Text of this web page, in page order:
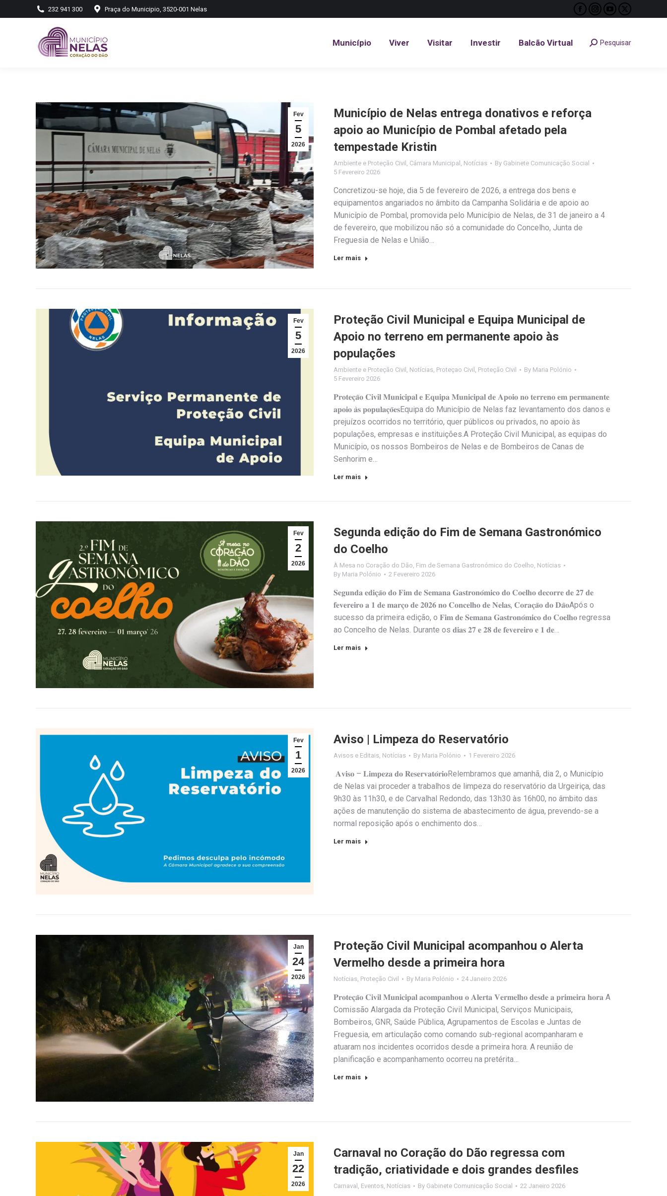
232 941 300 Praça do Municipio, 3520-001 Nelas
Facebook
opens
Instagram
opens
YouTube
opens
X
opens
Município Viver Visitar Investir Balcão Virtual Search:Pesquisar
Fev
5
2026
Município de Nelas entrega donativos e reforça
apoio ao Município de Pombal afetado pela
tempestade Kristin
Ambiente e Proteção Civil , Câmara Municipal , Notícias By Gabinete Comunicação Social
5 Fevereiro 2026
Concretizou-se hoje, dia 5 de fevereiro de 2026, a entrega dos bens e
equipamentos angariados no âmbito da Campanha Solidária e de apoio ao
Município de Pombal, promovida pelo Município de Nelas, de 31 de janeiro a 4
de fevereiro, que mobilizou não só a comunidade do Concelho, Junta de
Freguesia de Nelas e União…
Ler mais
Fev
5
2026
Proteção Civil Municipal e Equipa Municipal de
Apoio no terreno em permanente apoio às
populações
Ambiente e Proteção Civil , Notícias, Proteçao Civil , Proteção Civil By Maria Polónio
5 Fevereiro 2026
𝐏𝐫𝐨𝐭𝐞𝐜̧𝐚̃𝐨 𝐂𝐢𝐯𝐢𝐥 𝐌𝐮𝐧𝐢𝐜𝐢𝐩𝐚𝐥 𝐞 𝐄𝐪𝐮𝐢𝐩𝐚 𝐌𝐮𝐧𝐢𝐜𝐢𝐩𝐚𝐥 𝐝𝐞 𝐀𝐩𝐨𝐢𝐨 𝐧𝐨 𝐭𝐞𝐫𝐫𝐞𝐧𝐨 𝐞𝐦 𝐩𝐞𝐫𝐦𝐚𝐧𝐞𝐧𝐭𝐞
𝐚𝐩𝐨𝐢𝐨 𝐚̀𝐬 𝐩𝐨𝐩𝐮𝐥𝐚𝐜̧𝐨̃𝐞𝐬Equipa do Município de Nelas faz levantamento dos danos e
prejuízos ocorridos no território, quer públicos ou privados, no apoio às
populações, empresas e instituições.A Proteção Civil Municipal, as equipas do
Município, os nossos Bombeiros de Nelas e de Bombeiros de Canas de
Senhorim e…
Ler mais
Fev
2
2026
Segunda edição do Fim de Semana Gastronómico
do Coelho
À Mesa no Coração do Dão, Fim de Semana Gastronómico do Coelho, Notícias
By Maria Polónio 2 Fevereiro 2026
𝐒𝐞𝐠𝐮𝐧𝐝𝐚 𝐞𝐝𝐢𝐜̧𝐚̃𝐨 𝐝𝐨 𝐅𝐢𝐦 𝐝𝐞 𝐒𝐞𝐦𝐚𝐧𝐚 𝐆𝐚𝐬𝐭𝐫𝐨𝐧𝐨́𝐦𝐢𝐜𝐨 𝐝𝐨 𝐂𝐨𝐞𝐥𝐡𝐨 𝐝𝐞𝐜𝐨𝐫𝐫𝐞 𝐝𝐞 𝟐𝟕 𝐝𝐞
𝐟𝐞𝐯𝐞𝐫𝐞𝐢𝐫𝐨 𝐚 𝟏 𝐝𝐞 𝐦𝐚𝐫𝐜̧𝐨 𝐝𝐞 𝟐𝟎𝟐𝟔 𝐧𝐨 𝐂𝐨𝐧𝐜𝐞𝐥𝐡𝐨 𝐝𝐞 𝐍𝐞𝐥𝐚𝐬, 𝐂𝐨𝐫𝐚𝐜̧𝐚̃𝐨 𝐝𝐨 𝐃𝐚̃𝐨Após o
sucesso da primeira edição, o 𝐅𝐢𝐦 𝐝𝐞 𝐒𝐞𝐦𝐚𝐧𝐚 𝐆𝐚𝐬𝐭𝐫𝐨𝐧𝐨́𝐦𝐢𝐜𝐨 𝐝𝐨 𝐂𝐨𝐞𝐥𝐡𝐨 regressa
ao Concelho de Nelas. Durante os 𝐝𝐢𝐚𝐬 𝟐𝟕 𝐞 𝟐𝟖 𝐝𝐞 𝐟𝐞𝐯𝐞𝐫𝐞𝐢𝐫𝐨 𝐞 𝟏 𝐝𝐞…
Ler mais
Fev
1
2026
Aviso | Limpeza do Reservatório
Avisos e Editais Notícias By Maria Polónio 1 Fevereiro 2026
𝐀𝐯𝐢𝐬𝐨 – 𝐋𝐢𝐦𝐩𝐞𝐳𝐚 𝐝𝐨 𝐑𝐞𝐬𝐞𝐫𝐯𝐚𝐭𝐨́𝐫𝐢𝐨Relembramos que amanhã, dia 2, o Município
de Nelas vai proceder a trabalhos de limpeza do reservatório da Urgeiriça, das
9h30 às 11h30, e de Carvalhal Redondo, das 13h30 às 16h00, no âmbito das
ações de manutenção do sistema de abastecimento de água, prevendo-se a
normal reposição após o enchimento dos…
Ler mais
Jan
24
2026
Proteção Civil Municipal acompanhou o Alerta
Vermelho desde a primeira hora
Notícias, Proteção Civil By Maria Polónio 24 Janeiro 2026
𝐏𝐫𝐨𝐭𝐞𝐜̧𝐚̃𝐨 𝐂𝐢𝐯𝐢𝐥 𝐌𝐮𝐧𝐢𝐜𝐢𝐩𝐚𝐥 𝐚𝐜𝐨𝐦𝐩𝐚𝐧𝐡𝐨𝐮 𝐨 𝐀𝐥𝐞𝐫𝐭𝐚 𝐕𝐞𝐫𝐦𝐞𝐥𝐡𝐨 𝐝𝐞𝐬𝐝𝐞 𝐚 𝐩𝐫𝐢𝐦𝐞𝐢𝐫𝐚 𝐡𝐨𝐫𝐚 A
Comissão Alargada da Proteção Civil Municipal, Serviços Municipais,
Bombeiros, GNR, Saúde Pública, Agrupamentos de Escolas e Juntas de
Freguesia, em articulação como comando sub-regional acompanharam e
atuaram nos incidentes ocorridos desde a primeira hora. A reunião de
planificação e acompanhamento ocorreu na pretérita…
Ler mais
Jan
22
2026
Carnaval no Coração do Dão regressa com
tradição, criatividade e dois grandes desfiles
Carnaval Eventos Notícias By Gabinete Comunicação Social 22 Janeiro 2026
Município Viver Visitar Investir Balcão Virtual Search:
Pesquisar